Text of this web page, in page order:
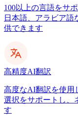
100以上の言語をサ
日本語、アラビア語
供できます
高精度AI翻訳
高度なAI翻訳を使用
選択をサポートし、
す